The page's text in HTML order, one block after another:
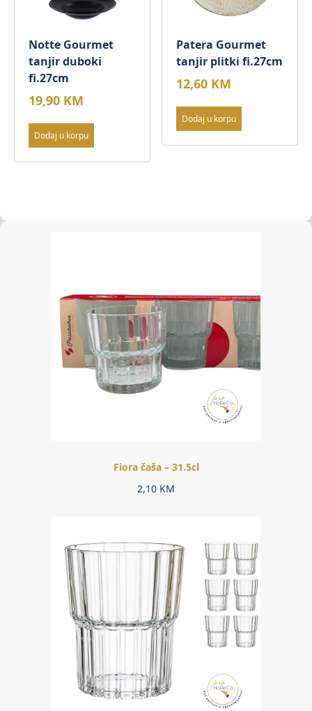
Notte Gourmet
tanjir duboki
fi.27cm
19,90 KM
Dodaj u korpu
Patera Gourmet
tanjir plitki fi.27cm
12,60 KM
Dodaj u korpu
Fiora čaša – 31.5cl
2,10 KM